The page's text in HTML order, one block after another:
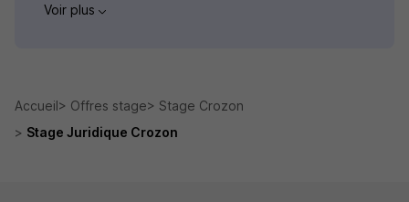
Voir plus
Accueil Offres stage
Stage Crozon
Stage Juridique Crozon